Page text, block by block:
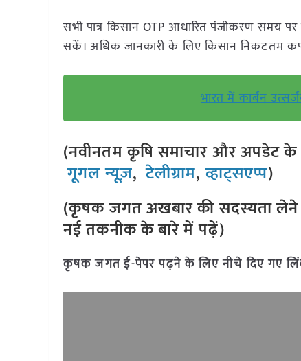
सभी पात्र किसान OTP आधारित पंजीकरण समय
सकें। अधिक जानकारी के लिए किसान निकटतम
भारत में कार्बन
(नवीनतम कृषि समाचार और अपडेट
गूगल न्यूज़,टेलीग्राम,व्हाट्सएप्प)
(कृषक जगत अखबार की सदस्यता
नई तकनीक के बारे में पढ़ें)
कृषक जगत ई-पेपर पढ़ने के लिए नीचे दिए गए